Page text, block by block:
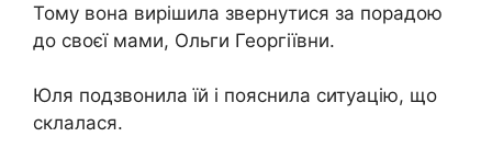
Тому вона вирішила звернутися за порадою
до своєї мами, Ольги Георгіївни.
Юля подзвонила їй і пояснила ситуацію, що
склалася.